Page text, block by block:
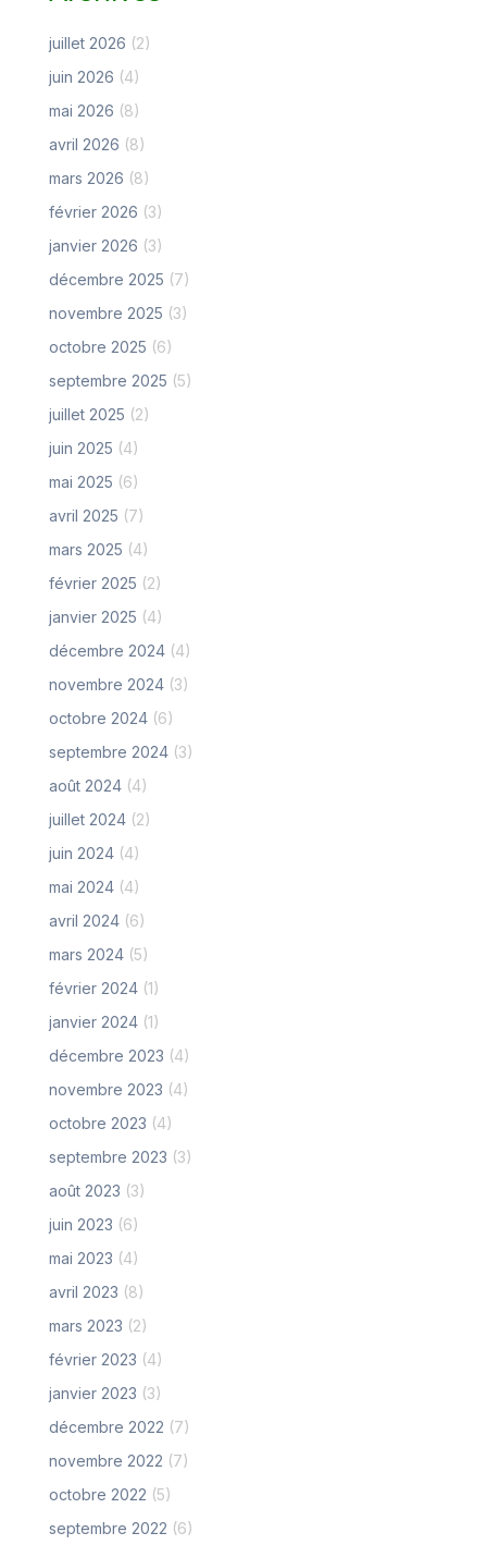
juillet 2026 (2)
juin 2026 (4)
mai 2026 (8)
avril 2026 (8)
mars 2026 (8)
février 2026 (3)
janvier 2026 (3)
décembre 2025 (7)
novembre 2025 (3)
octobre 2025 (6)
septembre 2025 (5)
juillet 2025 (2)
juin 2025 (4)
mai 2025 (6)
avril 2025 (7)
mars 2025 (4)
février 2025 (2)
janvier 2025 (4)
décembre 2024 (4)
novembre 2024 (3)
octobre 2024 (6)
septembre 2024 (3)
août 2024 (4)
juillet 2024 (2)
juin 2024 (4)
mai 2024 (4)
avril 2024 (6)
mars 2024 (5)
février 2024 (1)
janvier 2024 (1)
décembre 2023 (4)
novembre 2023 (4)
octobre 2023 (4)
septembre 2023 (3)
août 2023 (3)
juin 2023 (6)
mai 2023 (4)
avril 2023 (8)
mars 2023 (2)
février 2023 (4)
janvier 2023 (3)
décembre 2022 (7)
novembre 2022 (7)
octobre 2022 (5)
septembre 2022 (6)